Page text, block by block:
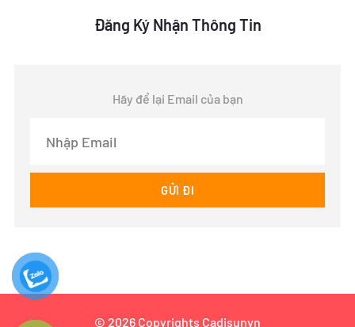
Đăng Ký Nhận Thông Tin
Hãy để lại Email của bạn
GỬI ĐI
© 2026 Copyrights Cadisunvn